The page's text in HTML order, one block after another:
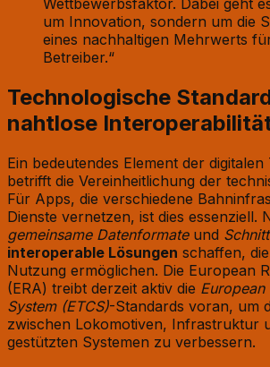
Wettbewerbsfaktor. Dabei geht
um Innovation, sondern um die
eines nachhaltigen Mehrwerts
Betreiber.“
Technologische
nahtlose
Ein bedeutendes Element der
betrifft die Vereinheitlichung der
Für Apps, die verschiedene
Dienste vernetzen, ist dies essenziell.
gemeinsame Datenformateund
interoperable Lösungen schaffen,
Nutzung ermöglichen. Die European
(ERA) treibt derzeit aktiv die
System (ETCS)-Standards voran, um
zwischen Lokomotiven, Infrastruktur
gestützten Systemen zu verbessern.